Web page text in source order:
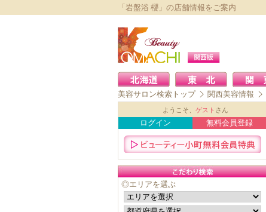
「岩盤浴 櫻」の店舗情報をご案内
美容サロン検索トップ 関西美容情報
ようこそ、 ゲスト さん
ログイン 無料会員登録
◎エリアを選ぶ